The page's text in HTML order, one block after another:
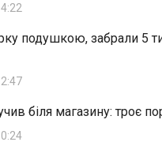
подушкою, забрали 5
біля магазину: троє